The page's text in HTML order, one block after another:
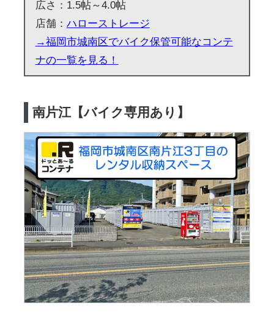
広さ：1.5帖～4.0帖
店舗： ハローストレージ
→福岡市城南区でバイク保管可能なコンテ
ナの一覧を見る！
南片江【バイク専用あり】